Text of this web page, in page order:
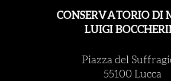
CONSERVATORIO DI
LUIGI
Piazza del
55100 Lucca